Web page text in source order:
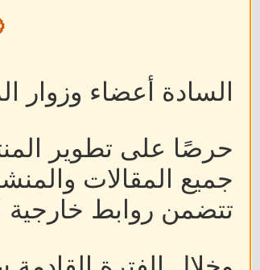
السادة أعضاء وزوار
حرصًا على تطوير
جميع المقالات
تتضمن روابط خارجية